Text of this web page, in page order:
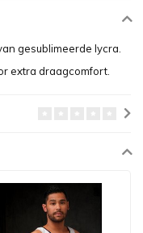
gesublimeerde lycra.
extra draagcomfort.